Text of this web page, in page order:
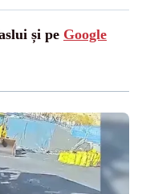
și pe Google